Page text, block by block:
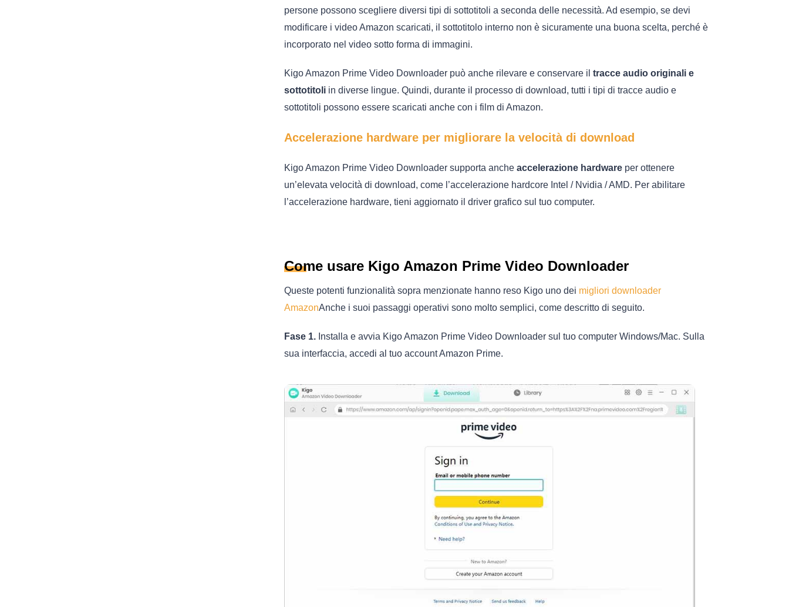
persone possono scegliere diversi tipi di sottotitoli a seconda delle necessità. Ad esempio, se devi
modificare i video Amazon scaricati, il sottotitolo interno non è sicuramente una buona scelta, perché è
incorporato nel video sotto forma di immagini.
Kigo Amazon Prime Video Downloader può anche rilevare e conservare il tracce audio originali e
sottotitoli in diverse lingue. Quindi, durante il processo di download, tutti i tipi di tracce audio e
sottotitoli possono essere scaricati anche con i film di Amazon.
Accelerazione hardware per migliorare la velocità di download
Kigo Amazon Prime Video Downloader supporta anche accelerazione hardware per ottenere
un’elevata velocità di download, come l’accelerazione hardcore Intel / Nvidia / AMD. Per abilitare
l’accelerazione hardware, tieni aggiornato il driver grafico sul tuo computer.
Come usare Kigo Amazon Prime Video Downloader
Queste potenti funzionalità sopra menzionate hanno reso Kigo uno dei migliori downloader
AmazonAnche i suoi passaggi operativi sono molto semplici, come descritto di seguito.
Fase 1. Installa e avvia Kigo Amazon Prime Video Downloader sul tuo computer Windows/Mac. Sulla
sua interfaccia, accedi al tuo account Amazon Prime.